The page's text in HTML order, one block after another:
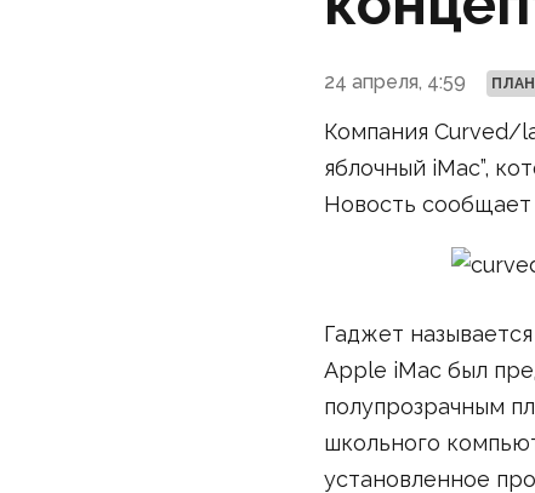
24 апреля, 4:59
Компания Curved/
яблочный iMac”,
Новость сообщает
Гаджет
Apple iMac был
полупрозрачным
школьного
установленное